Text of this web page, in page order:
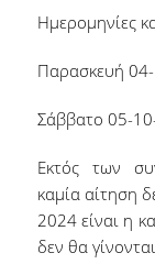
Ημερομηνίες
Παρασκευή
Σάββατο 05-
Εκτός των
καμία αίτηση
2024 είναι η
δεν θα